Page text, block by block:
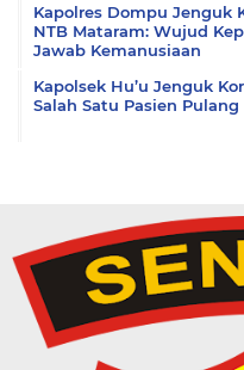
Kapolres Dompu Jenguk
NTB Mataram: Wujud
Jawab Kemanusiaan
Kapolsek Hu’u Jenguk
Salah Satu Pasien